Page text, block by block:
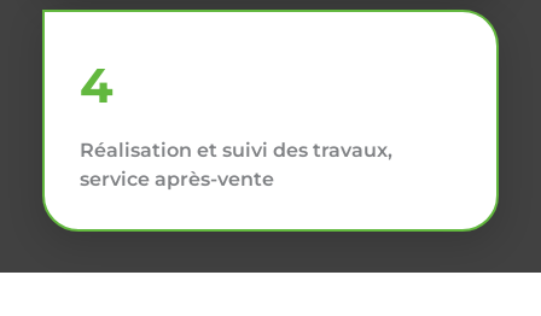
4
Réalisation et suivi des travaux,
service après-vente